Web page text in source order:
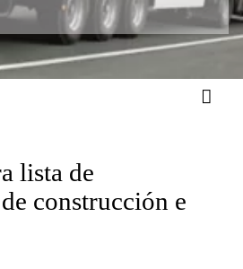
lista de
construcción e